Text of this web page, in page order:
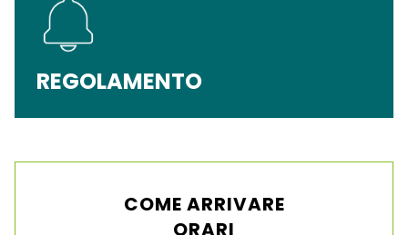
REGOLAMENTO
COME ARRIVARE
ORARI